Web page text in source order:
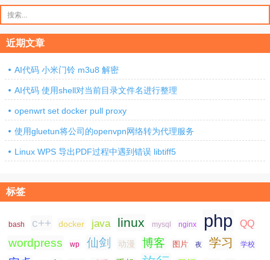
索：
近期文章
AI代码 小米门铃 m3u8 解密
AI代码 使用shell对当前目录文件名进行整理
openwrt set docker pull proxy
使用gluetun将公司的openvpn网络转为代理服务
Linux WPS 导出PDF过程中遇到错误 libtiff5
标签
bash c++ docker java linux mysql nginx php QQ
wordpress wp 仙剑 动漫 博客 图片 夜 学习 学校